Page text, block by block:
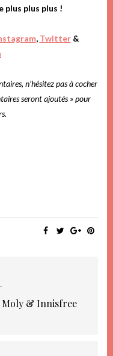
plus plus plus !
, Twitter&
n’hésitez pas à cocher
seront ajoutés » pour
Moly & Innisfree